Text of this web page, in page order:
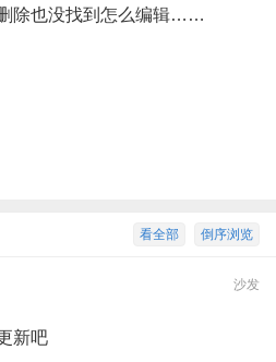
除也没找到怎么编辑……
倒序浏览
看全部
沙发
新吧